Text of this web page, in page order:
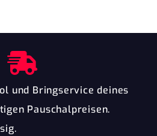
und Bringservice deines
Pauschalpreisen.